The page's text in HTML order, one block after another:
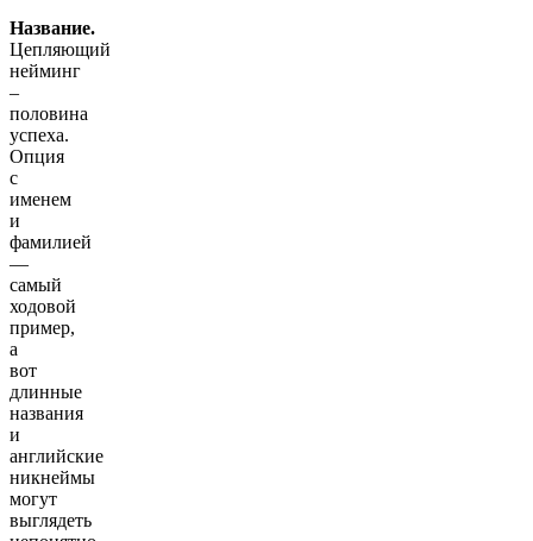
Название.
Цепляющий
нейминг
–
половина
успеха.
Опция
с
именем
и
фамилией
—
самый
ходовой
пример,
а
вот
длинные
названия
и
английские
никнеймы
могут
выглядеть